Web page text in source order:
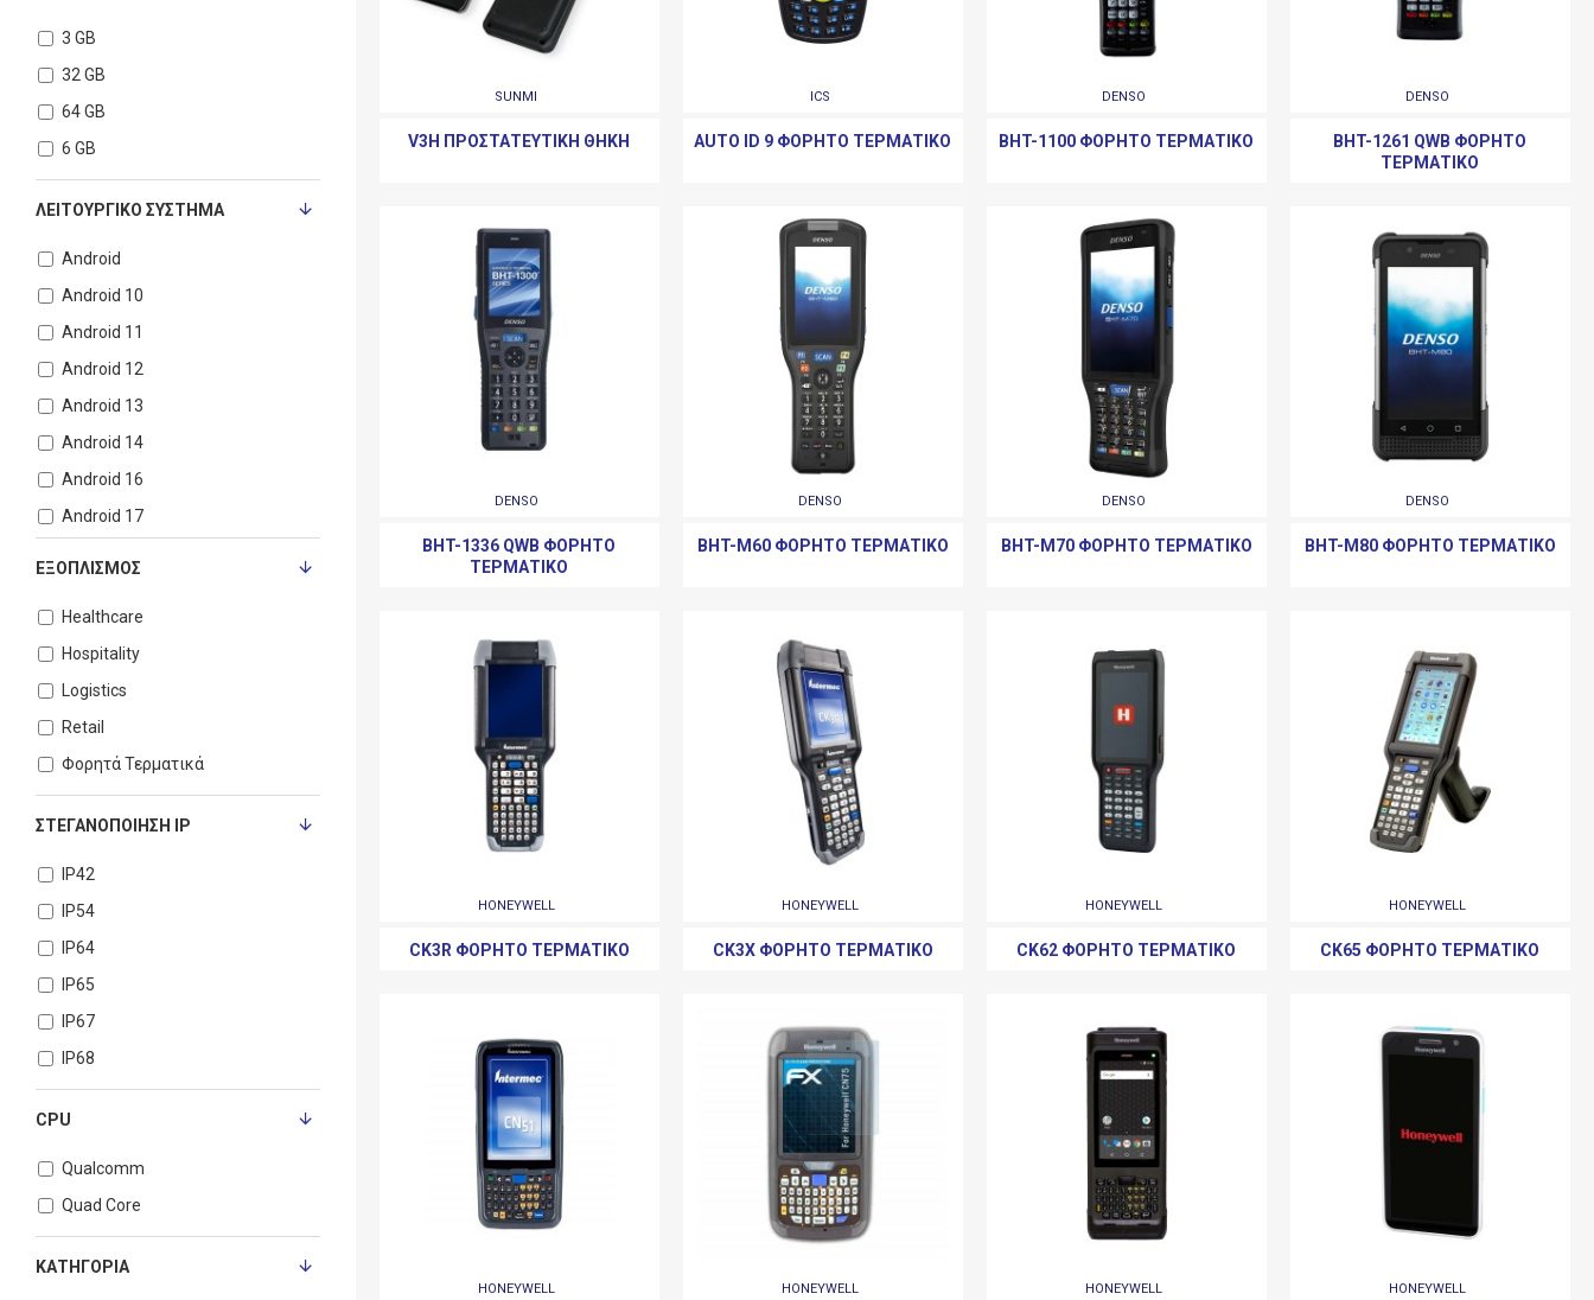
3 GB
32 GB
64 GB
6 GB
ΛΕΙΤΟΥΡΓΙΚΌ ΣΎΣΤΗΜΑ
Android
Android 10
Android 11
Android 12
Android 13
Android 14
Android 16
Android 17
Android 4.1
Android 5.1
Android 6
Android 7.1
Android 8.1
Windows CE
Windows CE 5 Pro
Windows CE 6
Windows CE 7
Windows Embedded CE
Windows Mobile 6.5
ΕΞΟΠΛΙΣΜΌΣ
Healthcare
Hospitality
Logistics
Retail
Φορητά Τερματικά
ΣΤΕΓΑΝΟΠΟΊΗΣΗ ΙΡ
IP42
IP54
IP64
IP65
IP67
IP68
CPU
Qualcomm
Quad Core
ΚΑΤΗΓΟΡΊΑ
SUNMI
V3H ΠΡΟΣΤΑΤΕΥΤΙΚΉ ΘΉΚΗ
ICS
AUTO ID 9 ΦΟΡΗΤΌ ΤΕΡΜΑΤΙΚΌ
DENSO
BHT-1100 ΦΟΡΗΤΌ ΤΕΡΜΑΤΙΚΌ
DENSO
BHT-1261 QWB ΦΟΡΗΤΌ
ΤΕΡΜΑΤΙΚΌ
DENSO
BHT-1336 QWB ΦΟΡΗΤΌ
ΤΕΡΜΑΤΙΚΌ
DENSO
BHT-M60 ΦΟΡΗΤΌ ΤΕΡΜΑΤΙΚΌ
DENSO
BHT-M70 ΦΟΡΗΤΌ ΤΕΡΜΑΤΙΚΌ
DENSO
BHT-M80 ΦΟΡΗΤΌ ΤΕΡΜΑΤΙΚΌ
HONEYWELL
CK3R ΦΟΡΗΤΌ ΤΕΡΜΑΤΙΚΌ
HONEYWELL
CK3X ΦΟΡΗΤΌ ΤΕΡΜΑΤΙΚΌ
HONEYWELL
CK62 ΦΟΡΗΤΌ ΤΕΡΜΑΤΙΚΌ
HONEYWELL
CK65 ΦΟΡΗΤΌ ΤΕΡΜΑΤΙΚΌ
HONEYWELL HONEYWELL HONEYWELL HONEYWELL